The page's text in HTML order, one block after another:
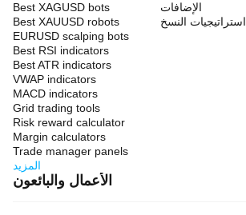
Best XAGUSD bots
Best XAUUSD robots
EURUSD scalping bots
Best RSI indicators
Best ATR indicators
VWAP indicators
MACD indicators
Grid trading tools
Risk reward calculator
Margin calculators
Trade manager panels
المزيد
الإضافات
استراتيجيات النسخ
الأعمال والبائعون